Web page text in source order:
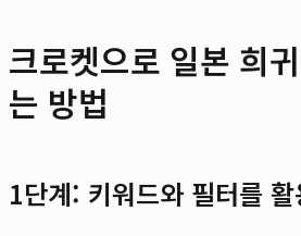
크로켓으로 일본 희
는 방법
1단계: 키워드와 필터를